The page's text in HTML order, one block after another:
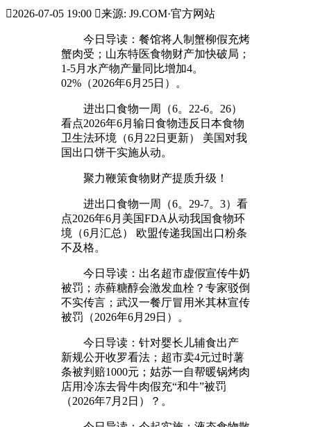
2026-07-05 19:00 来源: J9.COM·官方网站
今日导读：餐馆将人制蟹柳假充烤
蟹肉受；山东特医食物财产加快破局；
1-5月水产物产量同比增加4。
02%（2026年6月25日）。
进出口食物一周（6。22-6。26）
看点2026年6月输日食物违反日本食物
卫生法环境（6月22日更新） 美国对我
国出口饼干实施从动。
聚力鞭策食物财产提质升级！
进出口食物一周（6。29-7。3）看
点2026年6月美国FDA从动我国食物环
境（6月汇总） 欧盟传递我国出口粉条
不及格。
今日导读：出名超市虚假宣传牛奶
被罚；赤藓糖醇会激发血栓？专家驳倒
不实传言；武汉一餐厅冒用米其林宣传
被罚（2026年6月29日）。
今日导读：针对婴长儿辅食出产
新规公开收罗看法；超市卖4元过时薯
条被判赔1000元；姑苏一自帮暖锅烤肉
店用冷冻去骨牛肉假充“和牛”被罚
（2026年7月2日）？。